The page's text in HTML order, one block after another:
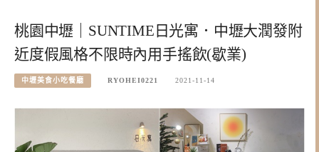
桃園中壢｜SUNTIME日光寓．中壢大潤發附
近度假風格不限時內用手搖飲(歇業)
中壢美食小吃餐廳 RYOHEI0221 2021-11-14